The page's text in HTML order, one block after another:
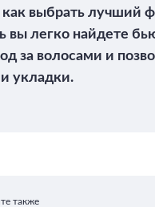
выбрать лучший
вы легко найдете
за волосами и
укладки.
также